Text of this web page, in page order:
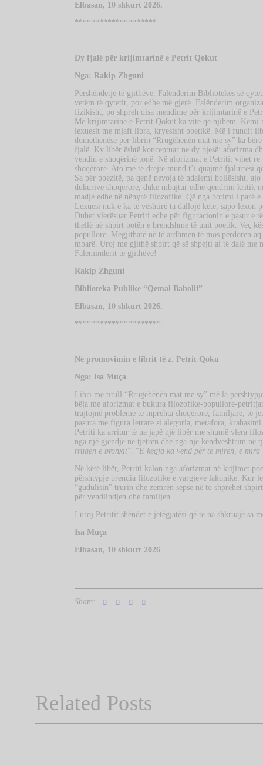
Elbasan, 10 shkurt 2026.
********************
Dy fjalë për krijimtarinë e Petrit Qokut
Nga: Rakip Zhguni
Përshëndetje të gjithëve. Falënderim Bibliotekës së
vetëm të qytetit, por edhe më gjerë. Falënderim
fizikisht, po shpreh disa mendime për krijimtarinë e
Me krijimtarinë e Petrit Qokut ka vite që njihem. Kemi
lexuesit me mjaft libra, kryesisht poetikë. Më i fundit
domethënëse për librin “Rrugëhënën mat me sy” ka
fjalë. Ky libër është konceptuar ne dy pjesë: aforizma
vendin e shoqërinë tonë. Në aforizmat e Petritit vihet
shoqërore. Ato me të drejtë mund t’i quajmë fjalurtësi
Sa për poezitë, pa qenë nevoja të ndalemi hollësisht,
dukurive shoqërore, duke mbajtur edhe qëndrim kritik
madje edhe në nënyrë filozofike. Që nga botimi i parë
Lexuesi nuk e ka të vështirë ta dallojë këtë, sapo lexon
Duhet vlerësuar Petriti edhe për figuracionin e pasur e
thellë në shpirt botën e brendshme të unit poetik. Veç
popullore. Megjithatë në të ardhmen të mos përdoren
mbarë. Uroj me gjithë shpirt që së shpejti ai të dalë me
Faleminderit të gjithëve!
Rakip Zhguni
Biblioteka Publike “Qemal Baholli”
Elbasan, 10 shkurt 2026.
*********************
Në promovimin e librit të z. Petrit Qoku
Nga: Isa Muça
Libri me titull “Rrugëhënën mat me sy” më la
bëja me aforizmat e bukura filozofike-popullore-
trajtojnë probleme të mprehta shoqërore, familjare, të
pasura me figura letrare si alegoria, metafora,
Petriti ka arritur të na japë një libër me shumë vlera
nga një gjëndje në tjetrën dhe nga një këndvështrim në
rrugën e bronxit”. “E keqja ka vend për të mirën, e mira
Në këtë libër, Petriti kalon nga aforizmat në krijimet
përshtypje brendia filozofike e vargjeve lakonike. Kur
“gudulisin” trurin dhe zemrën sepse në to shprehet
për vendlindjen dhe familjen.
I uroj Petritit shëndet e jetëgjatësi që të na shkruajë sa
Isa Muça
Elbasan, 10 shkurt 2026
Share:
Related Posts